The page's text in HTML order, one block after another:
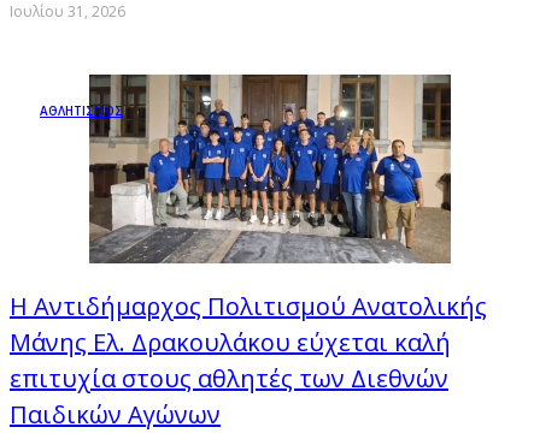
Ιουλίου 31, 2026
ΑΘΛΗΤΙΣΜΟΣ
Η Αντιδήμαρχος Πολιτισμού Ανατολικής
Μάνης Ελ. Δρακουλάκου εύχεται καλή
επιτυχία στους αθλητές των Διεθνών
Παιδικών Αγώνων